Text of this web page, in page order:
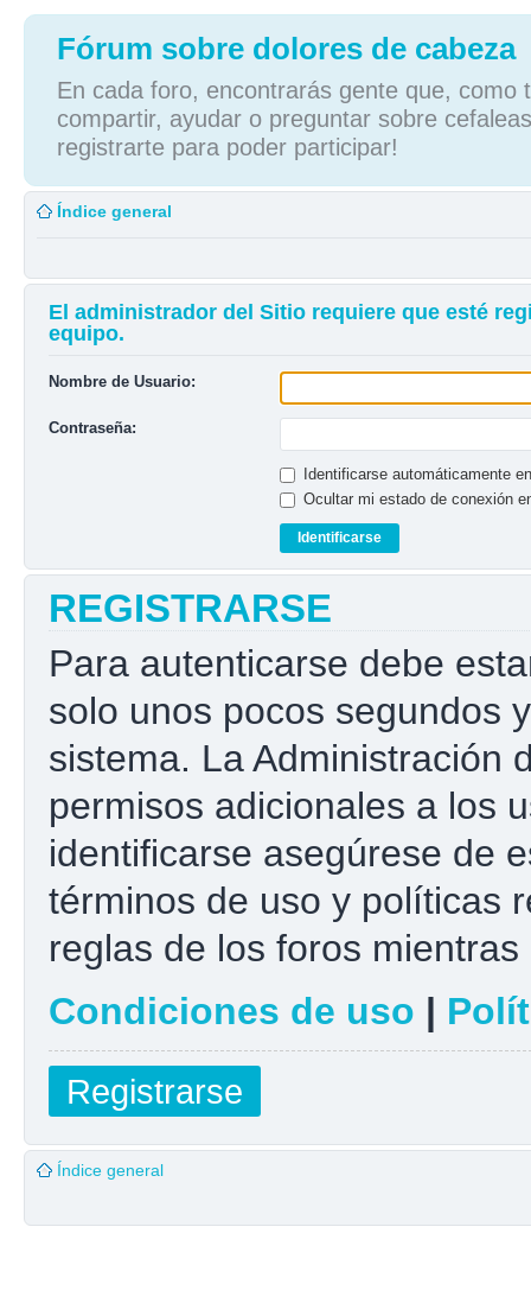
Fórum sobre dolores de cabeza
En cada foro, encontrarás gente que, como
compartir, ayudar o preguntar sobre
registrarte para poder participar!
Índice general
El administrador del Sitio requiere que esté
equipo.
Nombre de Usuario:
Contraseña:
Identificarse automáticamente
Ocultar mi estado de conexión
REGISTRARSE
Para autenticarse debe
solo unos pocos segundos
sistema. La Administración
permisos adicionales a los
identificarse asegúrese de
términos de uso y políticas
reglas de los foros
Condiciones de uso |
Registrarse
Índice general